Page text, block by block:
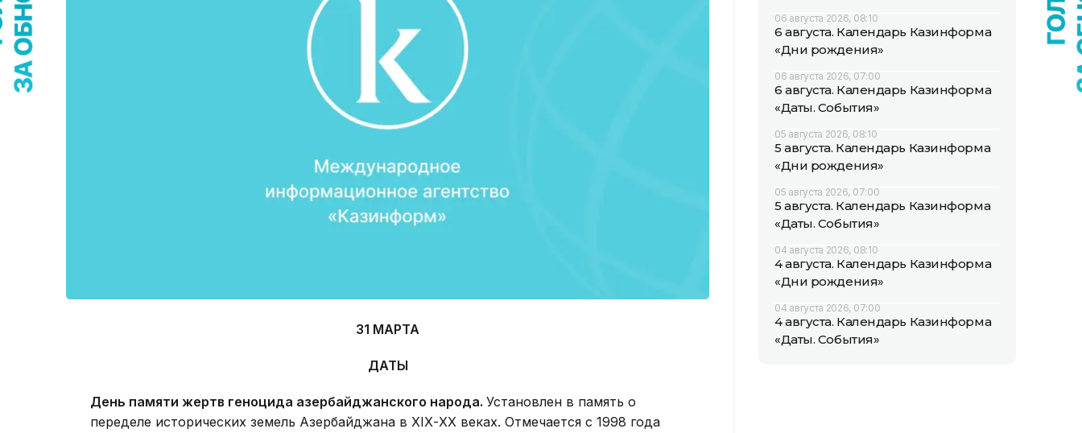
31 МАРТА
ДАТЫ
День памяти жертв геноцида азербайджанского народа. Установлен в память о
переделе исторических земель Азербайджана в ХIХ-ХХ веках. Отмечается с 1998 года
06 августа 2026, 08:10
6 августа. Календарь Казинформа
«Дни рождения»
06 августа 2026, 07:00
6 августа. Календарь Казинформа
«Даты. События»
05 августа 2026, 08:10
5 августа. Календарь Казинформа
«Дни рождения»
05 августа 2026, 07:00
5 августа. Календарь Казинформа
«Даты. События»
04 августа 2026, 08:10
4 августа. Календарь Казинформа
«Дни рождения»
04 августа 2026, 07:00
4 августа. Календарь Казинформа
«Даты. События»